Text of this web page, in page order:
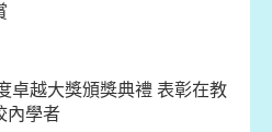
卓越大獎頒獎典禮 表彰在教
內學者